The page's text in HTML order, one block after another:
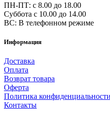
ПН-ПТ: c 8.00 до 18.00
Суббота с 10.00 до 14.00
ВС: В телефонном режиме
Информация
Доставка
Оплата
Возврат товара
Оферта
Политика конфиденциальности
Контакты